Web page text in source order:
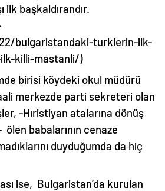
başkaldırandır.
bulgaristandaki-turklerin-ilk-
killi-mastanli/)
birisi köydeki okul müdürü
merkezde parti sekreteri olan
-Hıristiyan atalarına dönüş
babalarının cenaze
duyduğumda da hiç
ise, Bulgaristan’da kurulan